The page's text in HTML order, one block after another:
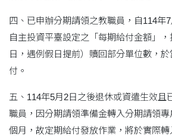
四、已申辦分期請領之教職員，自114年
自主投資平臺設定之「每期給付金額」
日，遇例假日提前）贖回部分單位數，
付。
五、114年5月2日之後退休或資遣生效且
職員，因分期請領準備金轉入分期請領
個月，故定期給付發放作業，將於實際